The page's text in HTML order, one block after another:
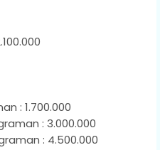
: 1.700.000
: 3.000.000
: 4.500.000